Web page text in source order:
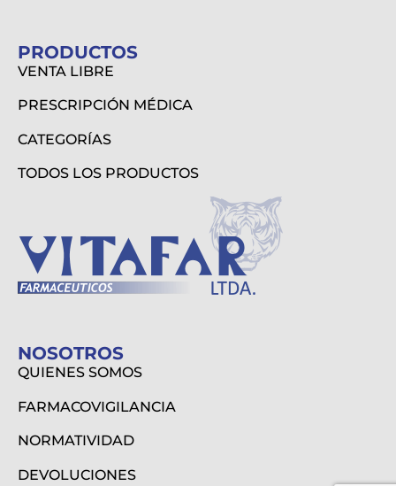
PRODUCTOS
VENTA LIBRE
PRESCRIPCIÓN MÉDICA
CATEGORÍAS
TODOS LOS PRODUCTOS
NOSOTROS
QUIENES SOMOS
FARMACOVIGILANCIA
NORMATIVIDAD
DEVOLUCIONES